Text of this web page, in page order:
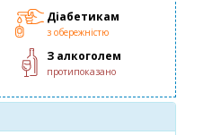
Діабетикам
з обережністю
З алкоголем
протипоказано